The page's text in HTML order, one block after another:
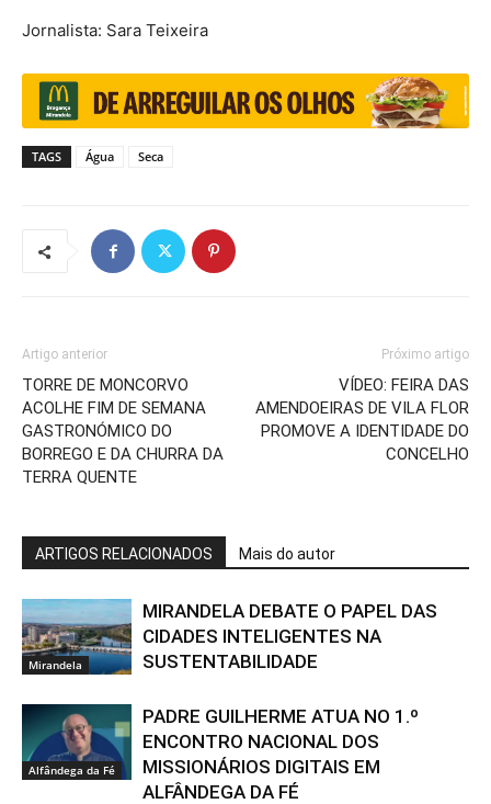
Jornalista: Sara Teixeira
TAGS Água Seca
Artigo anterior
TORRE DE MONCORVO
ACOLHE FIM DE SEMANA
GASTRONÓMICO DO
BORREGO E DA CHURRA DA
TERRA QUENTE
Próximo artigo
VÍDEO: FEIRA DAS
AMENDOEIRAS DE VILA FLOR
PROMOVE A IDENTIDADE DO
CONCELHO
ARTIGOS RELACIONADOS Mais do autor
Mirandela
MIRANDELA DEBATE O PAPEL DAS
CIDADES INTELIGENTES NA
SUSTENTABILIDADE
Alfândega da Fé
PADRE GUILHERME ATUA NO 1.º
ENCONTRO NACIONAL DOS
MISSIONÁRIOS DIGITAIS EM
ALFÂNDEGA DA FÉ